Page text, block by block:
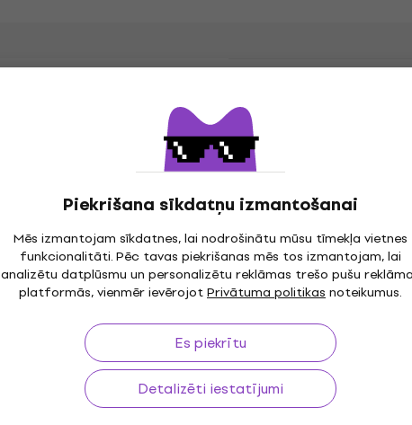
Piekrišana sīkdatņu izmantošanai
Mēs izmantojam sīkdatnes, lai nodrošinātu mūsu tīmekļa vietnes
funkcionalitāti. Pēc tavas piekrišanas mēs tos izmantojam, lai
analizētu datplūsmu un personalizētu reklāmas trešo pušu
platformās, vienmēr ievērojotPrivātuma politikasnoteikumus.
Es piekrītu
Detalizēti iestatījumi
Release date
Package Contents